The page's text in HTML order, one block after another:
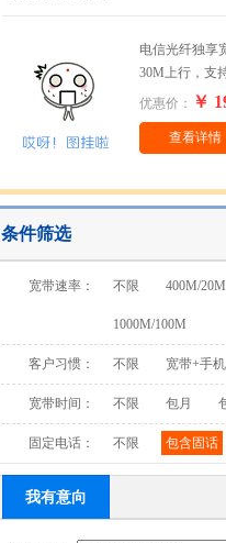
电信光纤独享
30M上行，支
优惠价： ￥
查看详情
条件筛选
宽带速率： 不限 400M/20M
1000M/100M
客户习惯： 不限 宽带+手
宽带时间： 不限 包月
固定电话： 不限 包含固话
我有意向